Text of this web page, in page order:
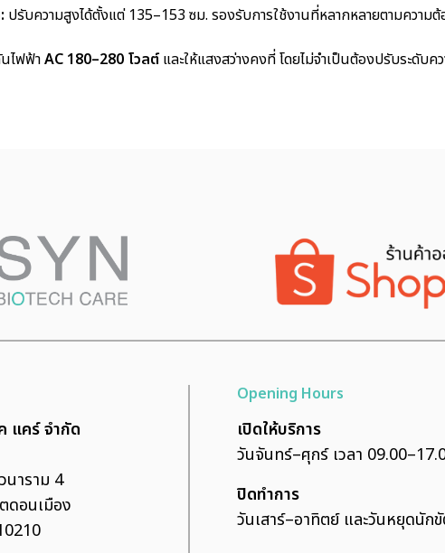
ปรับความสูงได้ตั้งแต่ 135–153 ซม. รองรับการใช้งานที่หลากหลายตามความต้
ไฟฟ้าAC 180–280 โวลต์และให้แสงสว่างคงที่ โดยไม่จำเป็นต้องปรับระดับค
แคร์ จำกัด
นาราม 4
ดอนเมือง
Opening Hours
เปิดให้บริการ
วันจันทร์–ศุกร์ เวลา
ปิดทำการ
วันเสาร์–อาทิตย์ และวันหยุดนัก